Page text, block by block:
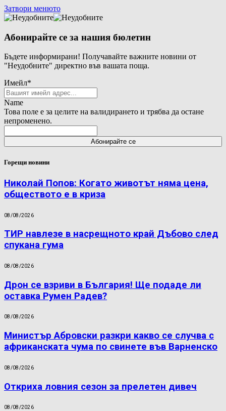
Затвори менюто
Абонирайте се за нашия бюлетин
Бъдете информирани! Получавайте важните новини от
"Неудобните" директно във вашата поща.
Имейл*
Name
Това поле е за целите на валидирането и трябва да остане
непроменено.
Горещи новини
Николай Попов: Когато животът няма цена,
обществото е в криза
08/08/2026
ТИР навлезе в насрещното край Дъбово след
спукана гума
08/08/2026
Дрон се взриви в България! Ще подаде ли
оставка Румен Радев?
08/08/2026
Министър Абровски разкри какво се случва с
африканската чума по свинете във Варненско
08/08/2026
Откриха ловния сезон за прелетен дивеч
08/08/2026